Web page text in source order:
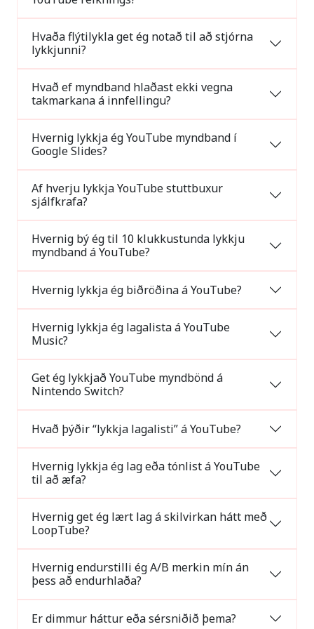
Hvaða flýtilykla get ég notað til að stjórna
lykkjunni?
Hvað ef myndband hlaðast ekki vegna
takmarkana á innfellingu?
Hvernig lykkja ég YouTube myndband í
Google Slides?
Af hverju lykkja YouTube stuttbuxur
sjálfkrafa?
Hvernig bý ég til 10 klukkustunda lykkju
myndband á YouTube?
Hvernig lykkja ég biðröðina á YouTube?
Hvernig lykkja ég lagalista á YouTube
Music?
Get ég lykkjað YouTube myndbönd á
Nintendo Switch?
Hvað þýðir “lykkja lagalisti” á YouTube?
Hvernig lykkja ég lag eða tónlist á YouTube
til að æfa?
Hvernig get ég lært lag á skilvirkan hátt með
LoopTube?
Hvernig endurstilli ég A/B merkin mín án
þess að endurhlaða?
Er dimmur háttur eða sérsniðið þema?